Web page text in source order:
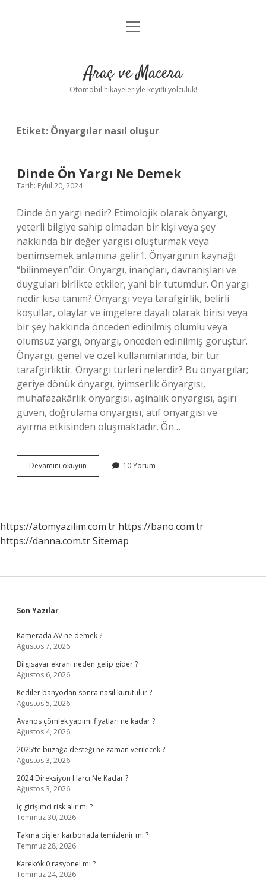
Anasayfa
Yasal Uyarı
menüyü
Araç ve Macera
Otomobil hikayeleriyle keyifli yolculuk!
Etiket: Önyargılar nasıl oluşur
Dinde Ön Yargı Ne Demek
Tarih: Eylül 20, 2024
Dinde ön yargı nedir? Etimolojik olarak önyargı,
yeterli bilgiye sahip olmadan bir kişi veya şey
hakkında bir değer yargısı oluşturmak veya
benimsemek anlamına gelir1. Önyargının kaynağı
“bilinmeyen”dir. Önyargı, inançları, davranışları ve
duyguları birlikte etkiler, yani bir tutumdur. Ön yargı
nedir kısa tanım? Önyargı veya tarafgirlik, belirli
koşullar, olaylar ve imgelere dayalı olarak birisi veya
bir şey hakkında önceden edinilmiş olumlu veya
olumsuz yargı, önyargı, önceden edinilmiş görüştür.
Önyargı, genel ve özel kullanımlarında, bir tür
tarafgirliktir. Önyargı türleri nelerdir? Bu önyargılar;
geriye dönük önyargı, iyimserlik önyargısı,
muhafazakârlık önyargısı, aşinalık önyargısı, aşırı
güven, doğrulama önyargısı, atıf önyargısı ve
ayırma etkisinden oluşmaktadır. Ön…
Devamını okuyun
Ön
10 Yorum
https://atomyazilim.com.tr https://bano.com.tr
https://danna.com.trSitemap
Sidebar
Son Yazılar
Kamerada AV ne demek ?
Ağustos 7, 2026
Bilgisayar ekranı neden gelip gider ?
Ağustos 6, 2026
Kediler banyodan sonra nasıl kurutulur ?
Ağustos 5, 2026
Avanos çömlek yapımı fiyatları ne kadar ?
Ağustos 4, 2026
2025’te buzağa desteği ne zaman verilecek ?
Ağustos 3, 2026
2024 Direksiyon Harcı Ne Kadar ?
Ağustos 3, 2026
İç girişimci risk alır mı ?
Temmuz 30, 2026
Takma dişler karbonatla temizlenir mi ?
Temmuz 28, 2026
Karekök 0 rasyonel mi ?
Temmuz 24, 2026